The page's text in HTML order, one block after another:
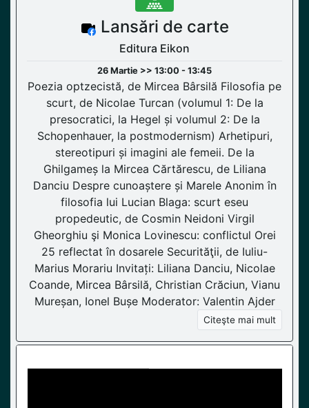
Lansări de carte
Editura Eikon
26 Martie >> 13:00 - 13:45
Poezia optzecistă, de Mircea Bârsilă Filosofia pe
scurt, de Nicolae Turcan (volumul 1: De la
presocratici, la Hegel și volumul 2: De la
Schopenhauer, la postmodernism) Arhetipuri,
stereotipuri și imagini ale femeii. De la
Ghilgameș la Mircea Cărtărescu, de Liliana
Danciu Despre cunoaștere și Marele Anonim în
filosofia lui Lucian Blaga: scurt eseu
propedeutic, de Cosmin Neidoni Virgil
Gheorghiu şi Monica Lovinescu: conflictul Orei
25 reflectat în dosarele Securităţii, de Iuliu-
Marius Morariu Invitați: Liliana Danciu, Nicolae
Coande, Mircea Bârsilă, Christian Crăciun, Vianu
Mureșan, Ionel Bușe Moderator: Valentin Ajder
Citeşte mai mult